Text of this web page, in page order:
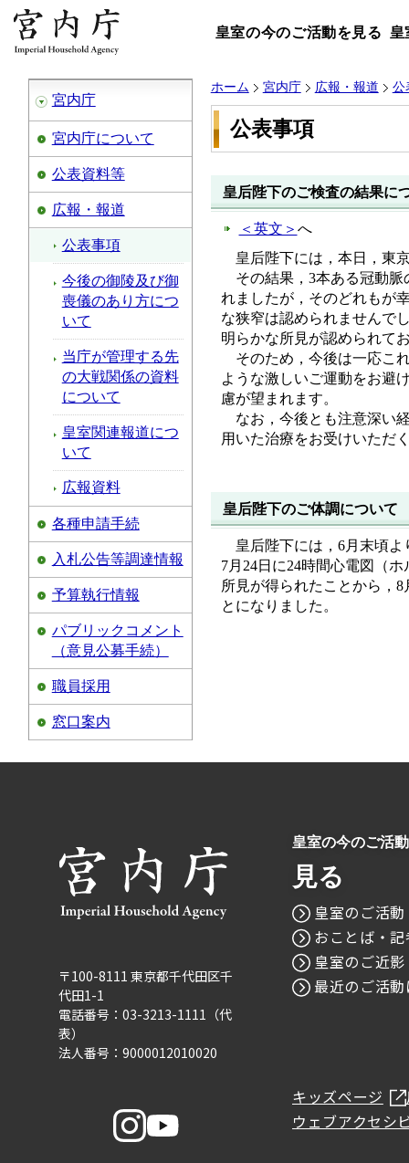
皇室の今のご活動を見る 皇
宮内庁
宮内庁について
公表資料等
広報・報道
公表事項
今後の御陵及び御
喪儀のあり方につ
いて
当庁が管理する先
の大戦関係の資料
について
皇室関連報道につ
いて
広報資料
各種申請手続
入札公告等調達情報
予算執行情報
パブリックコメント
（意見公募手続）
職員採用
窓口案内
ホーム 宮内庁 広報・報道 公
公表事項
皇后陛下のご検査の結果に
＜英文＞ へ
皇后陛下には，本日，東
その結果，3本ある冠動
れましたが，そのどれもが
な狭窄は認められませんで
明らかな所見が認められて
そのため，今後は一応こ
ような激しいご運動をお避
慮が望まれます。
なお，今後とも注意深い
用いた治療をお受けいただ
皇后陛下のご体調について
皇后陛下には，6月末頃
7月24日に24時間心電図（
所見が得られたことから，
とになりました。
〒100-8111 東京都千代田区千
代田1-1
電話番号：03-3213-1111（代
表）
法人番号：9000012010020
皇室の今のご活
見る
皇室のご活
おことば・
皇室のご近影
最近のご活
キッズページ
ウェブアクセシ